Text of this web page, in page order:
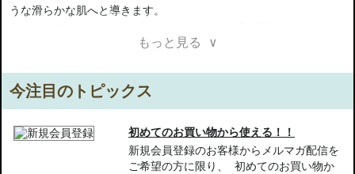
うな滑らかな肌へと導きます。
で、五感を楽しませ、使う喜びを実感できるボディローションで
【ご注意ください】
いただいた場合は、コンビニ後払いに変更をさせて頂きます。コン
ビニ後払いには、決済代行会社による審査がございます。予めご了
もっと見る ∨
今注目のトピックス
初めてのお買い物から使える！！
新規会員登録のお客様からメルマガ配信を
ご希望の方に限り、 初めてのお買い物か